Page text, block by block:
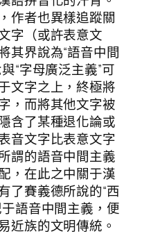
作者也異樣追蹤關
字（或許表意文
其界說為“語音中間
“字母廣泛主義”可
文字之上，終極將
，而將其他文字被
含了某種退化論或
音文字比表意文字
謂的語音中間主義
，在此之中關于漢
了賽義德所說的“西
語音中間主義，便
近族的文明傳統。